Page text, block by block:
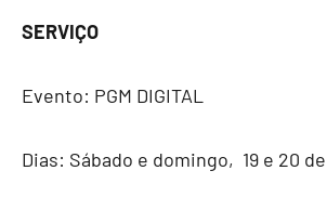
SERVIÇO
Evento: PGM DIGITAL
Dias: Sábado e domingo, 19 e 20